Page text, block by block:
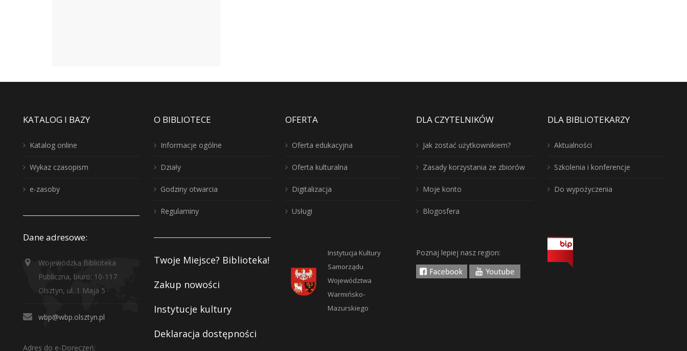
KATALOG I BAZY
Katalog online
Wykaz czasopism
e-zasoby
Dane adresowe:
Wojewódzka Biblioteka
Publiczna, biuro: 10-117
Olsztyn, ul. 1 Maja 5
wbp@wbp.olsztyn.pl
Adres do e-Doręczeń:
O BIBLIOTECE
Informacje ogólne
Działy
Godziny otwarcia
Regulaminy
Twoje Miejsce? Biblioteka!
Zakup nowości
Instytucje kultury
Deklaracja dostępności
OFERTA
Oferta edukacyjna
Oferta kulturalna
Digitalizacja
Usługi
Instytucja Kultury
Samorządu
Województwa
Warmińsko-
Mazurskiego
DLA CZYTELNIKÓW
Jak zostać użytkownikiem?
Zasady korzystania ze zbiorów
Moje konto
Blogosfera
Poznaj lepiej nasz region:
DLA BIBLIOTEKARZY
Aktualności
Szkolenia i konferencje
Do wypożyczenia